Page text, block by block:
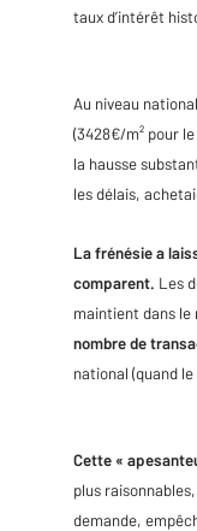
taux d’intérêt
Au niveau
(3428€/m² pour
la hausse
les délais,
La frénésie a
comparent. Les
maintient dans le
nombre de
national (quand
Cette «
plus
demande,